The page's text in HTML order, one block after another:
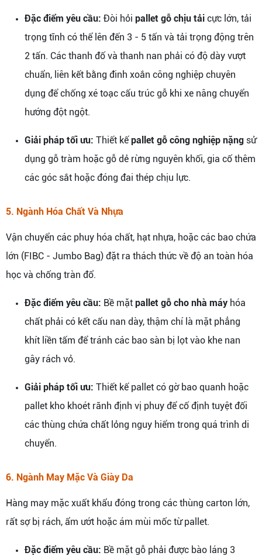
Đặc điểm yêu cầu: Đòi hỏi pallet gỗ chịu tải cực lớn, tải
trọng tĩnh có thể lên đến 3 - 5 tấn và tải trọng động trên
2 tấn. Các thanh đố và thanh nan phải có độ dày vượt
chuẩn, liên kết bằng đinh xoắn công nghiệp chuyên
dụng để chống xé toạc cấu trúc gỗ khi xe nâng chuyển
hướng đột ngột.
Giải pháp tối ưu: Thiết kếpallet gỗ công nghiệp nặng sử
dụng gỗ tràm hoặc gỗ dẻ rừng nguyên khối, gia cố thêm
các góc sắt hoặc đóng đai thép chịu lực.
5. Ngành Hóa Chất Và Nhựa
Vận chuyển các phuy hóa chất, hạt nhựa, hoặc các bao chứa
lớn (FIBC - Jumbo Bag) đặt ra thách thức về độ an toàn hóa
học và chống tràn đổ.
Đặc điểm yêu cầu: Bề mặt pallet gỗ cho nhà máy hóa
chất phải có kết cấu nan dày, thậm chí là mặt phẳng
khít liền tấm để tránh các bao sàn bị lọt vào khe nan
gây rách vỏ.
Giải pháp tối ưu: Thiết kế pallet có gờ bao quanh hoặc
pallet kho khoét rãnh định vị phuy để cố định tuyệt đối
các thùng chứa chất lỏng nguy hiểm trong quá trình di
chuyển.
6. Ngành May Mặc Và Giày Da
Hàng may mặc xuất khẩu đóng trong các thùng carton lớn,
rất sợ bị rách, ẩm ướt hoặc ám mùi mốc từ pallet.
Đặc điểm yêu cầu: Bề mặt gỗ phải được bào láng 3